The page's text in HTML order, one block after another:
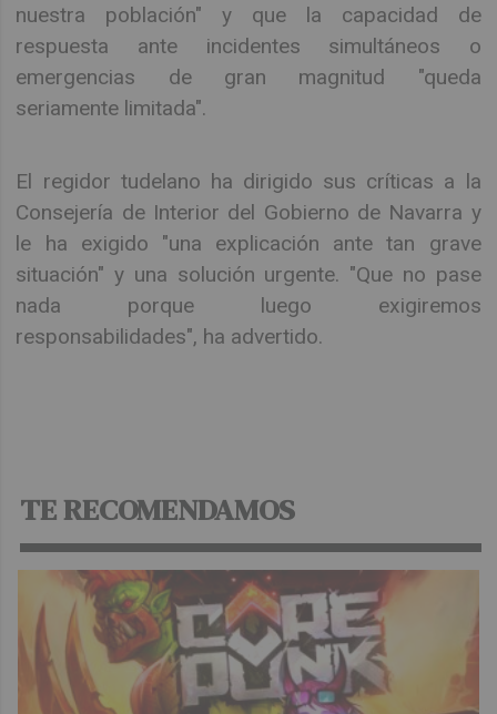
nuestra población" y que la capacidad de
respuesta ante incidentes simultáneos o
emergencias de gran magnitud "queda
seriamente limitada".
El regidor tudelano ha dirigido sus críticas a la
Consejería de Interior del Gobierno de Navarra y
le ha exigido "una explicación ante tan grave
situación" y una solución urgente. "Que no pase
nada porque luego exigiremos
responsabilidades", ha advertido.
TE RECOMENDAMOS